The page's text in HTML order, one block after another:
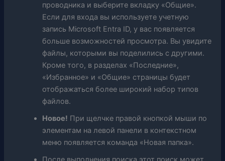
проводника и выберите вкладку «Общие».
Если для входа вы используете учетную
запись Microsoft Entra ID, у вас появляется
больше возможностей просмотра. Вы увидите
файлы, которыми вы поделились с другими.
Кроме того, в разделах «Последние»,
«Избранное» и «Общие» страницы будет
отображаться более широкий набор типов
файлов.
Новое! При щелчке правой кнопкой мыши по
элементам на левой панели в контекстном
меню появляется команда «Новая папка».